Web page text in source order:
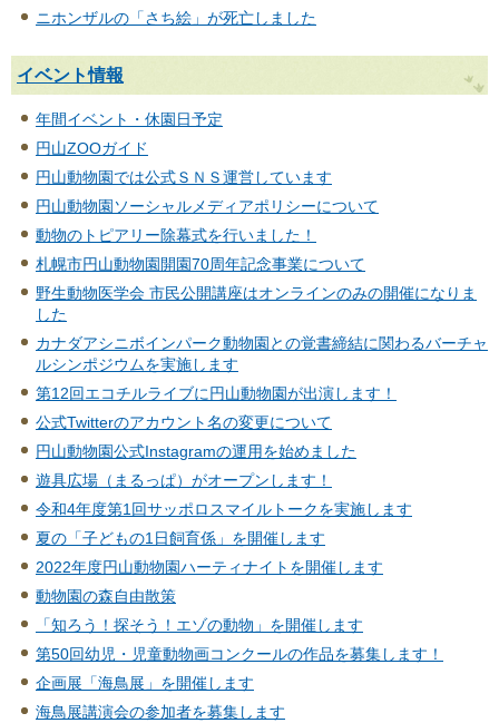
ニホンザルの「さち絵」が死亡しました
イベント情報
年間イベント・休園日予定
円山ZOOガイド
円山動物園では公式ＳＮＳ運営しています
円山動物園ソーシャルメディアポリシーについて
動物のトピアリー除幕式を行いました！
札幌市円山動物園開園70周年記念事業について
野生動物医学会 市民公開講座はオンラインのみの開催になりま
した
カナダアシニボインパーク動物園との覚書締結に関わるバーチャ
ルシンポジウムを実施します
第12回エコチルライブに円山動物園が出演します！
公式Twitterのアカウント名の変更について
円山動物園公式Instagramの運用を始めました
遊具広場（まるっぱ）がオープンします！
令和4年度第1回サッポロスマイルトークを実施します
夏の「子どもの1日飼育係」を開催します
2022年度円山動物園ハーティナイトを開催します
動物園の森自由散策
「知ろう！探そう！エゾの動物」を開催します
第50回幼児・児童動物画コンクールの作品を募集します！
企画展「海鳥展」を開催します
海鳥展講演会の参加者を募集します